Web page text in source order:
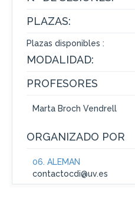
PLAZAS:
Plazas disponibles :
MODALIDAD:
PROFESORES
Marta Broch Vendrell
ORGANIZADO POR
06. ALEMÁN
contactocdi@uv.es